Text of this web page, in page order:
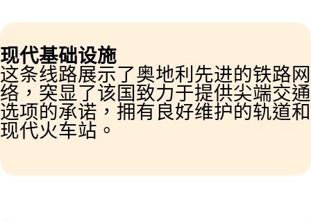
现代基础设施
这条线路展示了奥地利先进的铁路网
络，突显了该国致力于提供尖端交通
选项的承诺，拥有良好维护的轨道和
现代火车站。